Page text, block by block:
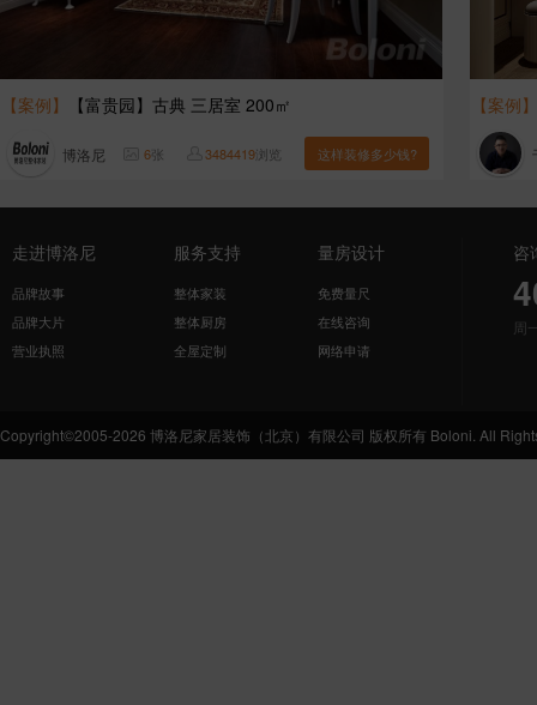
【案例】 【富贵园】古典 三居室 200㎡
博洛尼 6张 3484419浏览 这样装修多少钱?
【案例】
走进博洛尼
品牌故事
品牌大片
营业执照
服务支持
整体家装
整体厨房
全屋定制
量房设计
免费量尺
在线咨询
网络申请
咨
周
Copyright©2005-2026 博洛尼家居装饰（北京）有限公司 版权所有 Boloni. All